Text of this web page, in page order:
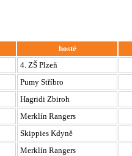
hosté
4. ZŠ Plzeň
Pumy Stříbro
Hagridi Zbiroh
Merklín Rangers
Skippies Kdyně
Merklín Rangers